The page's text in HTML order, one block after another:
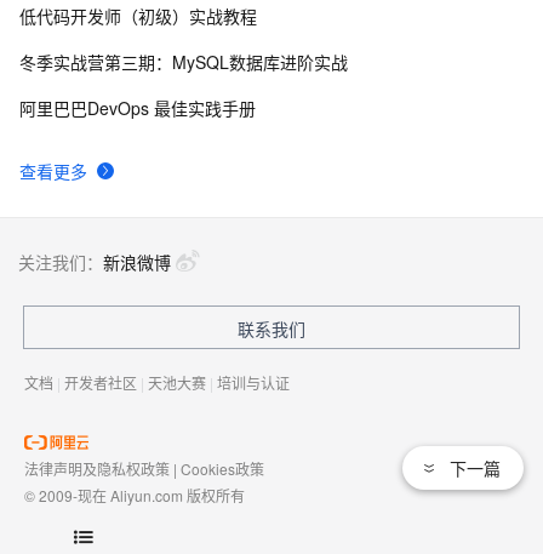
8 自己看系统的“系统还原”
查看更多
低代码开发师（初级）实战教程
冬季实战营第三期：MySQL数据库进阶实战
阿里巴巴DevOps 最佳实践手册
下一篇
关注我们： 新浪微博
联系我们
文档 | 开发者社区 | 天池大赛 | 培训与认证
法律声明及隐私权政策 | Cookies政策
© 2009-现在 Aliyun.com 版权所有
域名注册服务机构许可：